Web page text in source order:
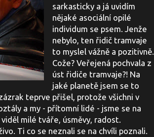
sarkasticky a já uvidím
nějaké asociální opilé
individum se psem. Jenže
nebylo, ten řidič tramvaje
to myslel vážně a pozitivně.
Cože? Veřejená pochvala z
úst řidiče tramvaje?! Na
jaké planetě jsem se to
teprve přišel, protože všichni v
a my - přítomní lidé - jsme se na
milé tváře, úsměvy, radost.
Ti co se neznali se na chvíli poznali.